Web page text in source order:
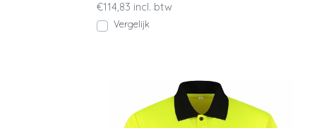
€114,83 incl. btw
Vergelijk